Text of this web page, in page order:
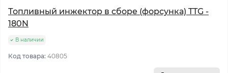
Топливный инжектор в сборе (форсунка) TTG -
180N
В наличии
Код товара: 40805